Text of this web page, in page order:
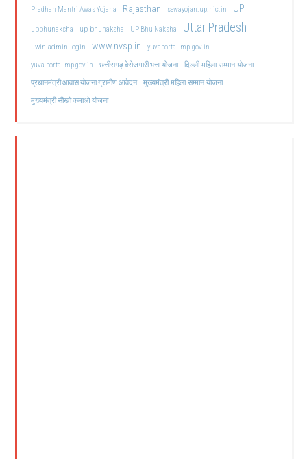
Pradhan Mantri Awas Yojana
Rajasthan sewayojan.up.nic.in UP
upbhunaksha up bhunaksha UP Bhu Naksha Uttar Pradesh
uwin admin login www.nvsp.in
yuvaportal.mp.gov.in
yuva portal mp gov.in
छत्तीसगढ़ बेरोजगारी भत्ता योजना दिल्ली महिला सम्मान योजना
प्रधानमंत्री आवास योजना ग्रामीण आवेदन मुख्यमंत्री महिला सम्मान योजना
मुख्यमंत्री सीखो कमाओ योजना